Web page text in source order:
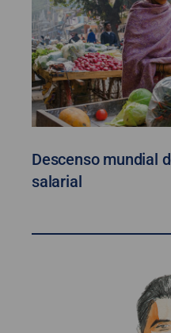
Descenso mundial
salarial